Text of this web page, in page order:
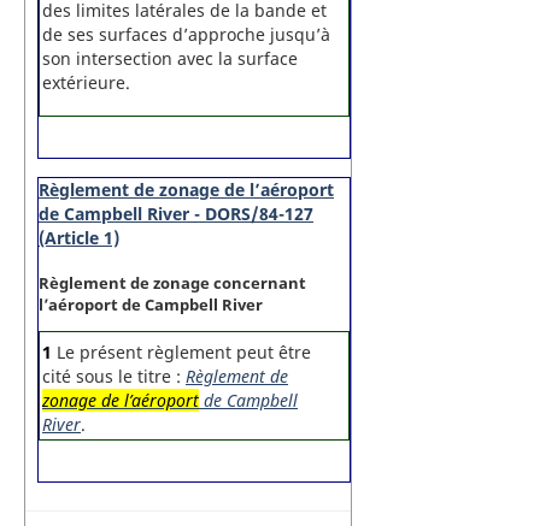
des limites latérales de la bande et
de ses surfaces d’approche jusqu’à
son intersection avec la surface
extérieure.
Règlement de zonage de l’aéroport
de Campbell River - DORS/84-127
(Article 1)
Règlement de zonage concernant
l’aéroport de Campbell River
1 Le présent règlement peut être
cité sous le titre : Règlement de
zonage de l’aéroport de Campbell
River.